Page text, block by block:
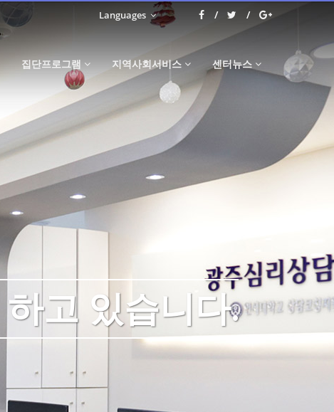
Languages
집단프로그램 지역사회서비스 센터뉴스
고 있습니다.